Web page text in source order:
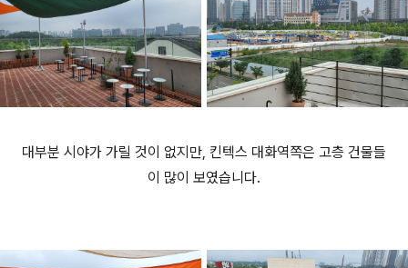
대부분 시야가 가릴 것이 없지만, 킨텍스 대화역쪽은 고층 건물들
이 많이 보였습니다.